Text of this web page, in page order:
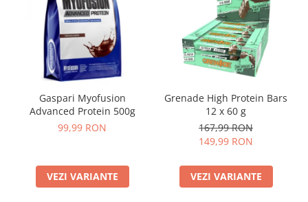
Gaspari Myofusion
Advanced Protein 500g
99,99 RON
VEZI VARIANTE
Grenade High Protein Bars
12 x 60 g
167,99 RON
149,99 RON
VEZI VARIANTE